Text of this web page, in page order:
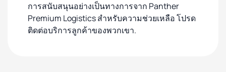
การสนับสนุนอย่างเป็นทางการจาก Panther
Premium Logistics สำหรับความช่วยเหลือ โปรด
ติดต่อบริการลูกค้าของพวกเขา.